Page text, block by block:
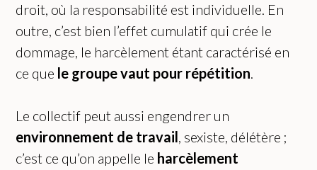
droit, où la responsabilité est individuelle. En
outre, c’est bien l’effet cumulatif qui crée le
dommage, le harcèlement étant caractérisé en
ce que le groupe vaut pour répétition.
Le collectif peut aussi engendrer un
environnement de travail, sexiste, délétère ;
c’est ce qu’on appelle le harcèlement